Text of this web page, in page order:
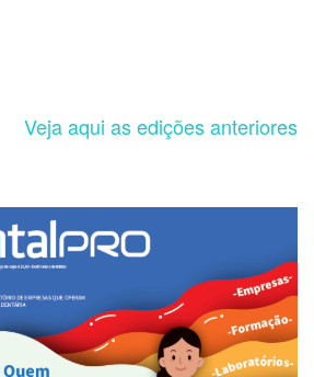
Veja aqui as edições anteriores